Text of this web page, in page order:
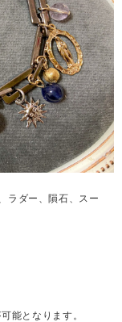
ラダー、隕石、スー
能となります。